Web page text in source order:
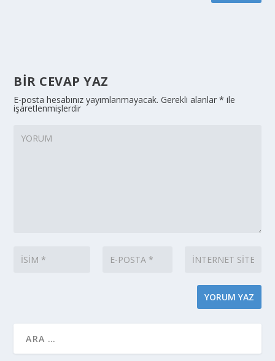
BIR CEVAP YAZ
E-posta hesabınız yayımlanmayacak. Gerekli alanlar* ile
işaretlenmişlerdir